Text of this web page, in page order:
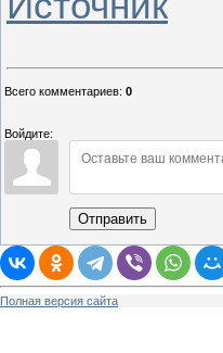
Всего комментариев: 0
Войдите:
Отправить
Полная версия сайта